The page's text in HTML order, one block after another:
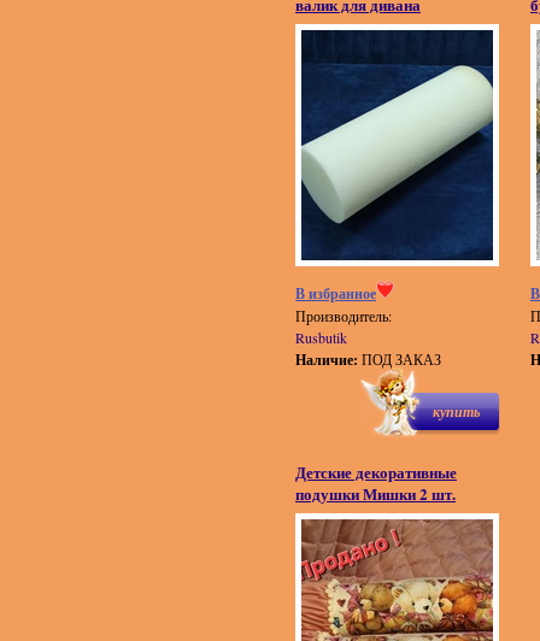
В избранное
Производитель:
Rusbutik
Наличие: ПОД ЗАКАЗ
купить
Детские декоративные
подушки Мишки 2 шт.